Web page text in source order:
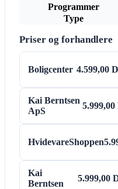
Programmer
Type
Priser og forhandlere
Boligcenter 4.599,00
Kai Berntsen
ApS
HvidevareShoppen
Kai
Berntsen
5.999,00